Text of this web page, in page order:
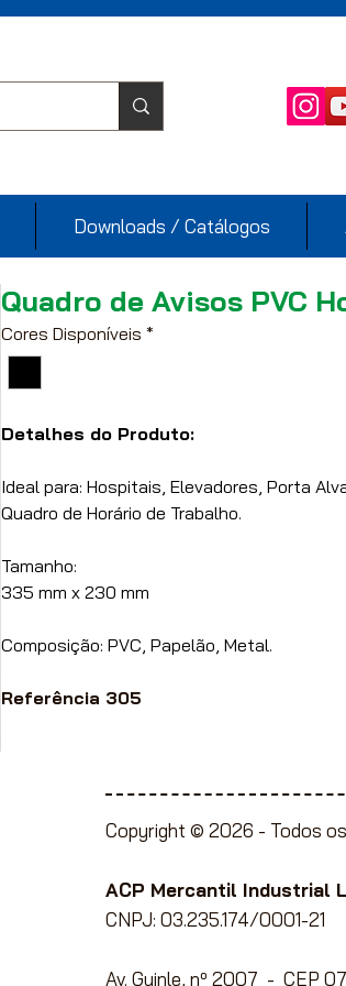
Downloads / Catálogos
Quadro de Avisos PVC
Cores Disponíveis *
Detalhes do Produto:
Ideal para: Hospitais, Elevadores, Porta
Quadro de Horário de Trabalho.
Tamanho:
335 mm x 230 mm
Composição: PVC, Papelão, Metal.
Referência 305
Copyright © 2026 - Todos
ACP Mercantil Industrial
CNPJ: 03.235.174/0001-21
Av. Guinle, nº 2007 - CEP